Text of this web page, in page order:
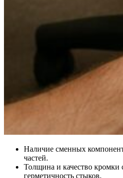
Наличие сменных
частей.
Толщина и качество
герметичность стыков.